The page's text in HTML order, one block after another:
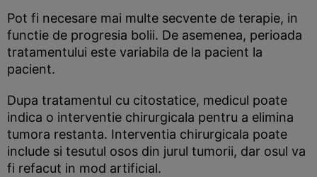
Pot fi necesare mai multe secvente de terapie, in
functie de progresia bolii. De asemenea, perioada
tratamentului este variabila de la pacient la
pacient.
Dupa tratamentul cu citostatice, medicul poate
indica o interventie chirurgicala pentru a elimina
tumora restanta. Interventia chirurgicala poate
include si tesutul osos din jurul tumorii, dar osul va
fi refacut in mod artificial.